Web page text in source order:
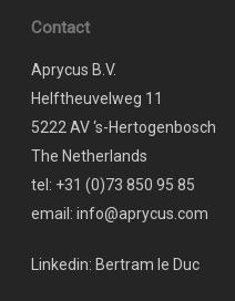
Contact
Aprycus B.V.
Helftheuvelweg 11
5222 AV ‘s-Hertogenbosch
The Netherlands
tel: +31 (0)73 850 95 85
email: info@aprycus.com
Linkedin: Bertram le Duc